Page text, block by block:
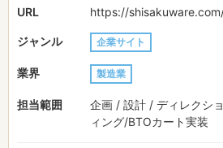
URL https://
ジャンル 企業サイト
業界 製造業
担当範囲
企画 / 設計 / ディレクシ
ィング/BTOカート実装